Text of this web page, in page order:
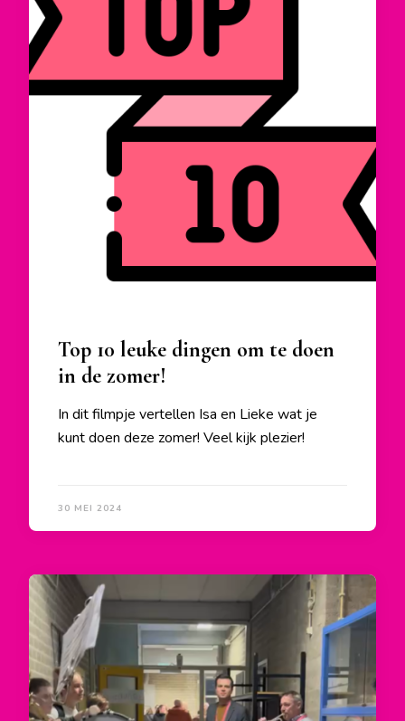
Top 10 leuke dingen om te doen
in de zomer!
In dit filmpje vertellen Isa en Lieke wat je
kunt doen deze zomer! Veel kijk plezier!
30 MEI 2024